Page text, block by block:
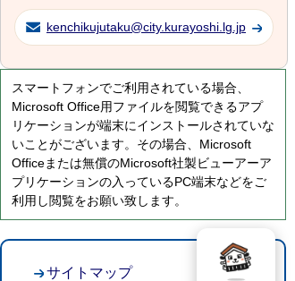
kenchikujutaku@city.kurayoshi.lg.jp
スマートフォンでご利用されている場合、
Microsoft Office用ファイルを閲覧できるアプ
リケーションが端末にインストールされていな
いことがございます。その場合、Microsoft
Officeまたは無償のMicrosoft社製ビューアーア
プリケーションの入っているPC端末などをご
利用し閲覧をお願い致します。
サイトマップ